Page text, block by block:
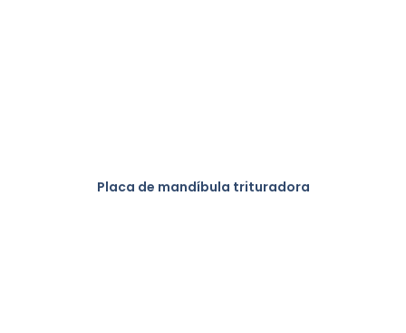
Placa de mandíbula trituradora